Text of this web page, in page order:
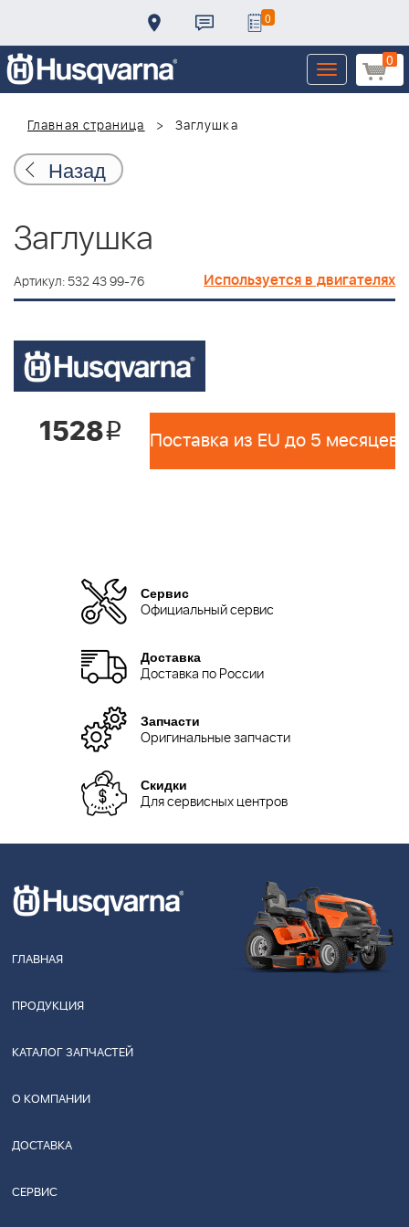
0
0
Toggle
navigation
Главная страница
Заглушка
Назад
Заглушка
Артикул: 532 43 99-76 Используется в двигателях
1528i Поставка из EU до 5 месяцев
Сервис
Официальный сервис
Доставка
Доставка по России
Запчасти
Оригинальные запчасти
Скидки
Для сервисных центров
ГЛАВНАЯ
ПРОДУКЦИЯ
КАТАЛОГ ЗАПЧАСТЕЙ
О КОМПАНИИ
ДОСТАВКА
СЕРВИС